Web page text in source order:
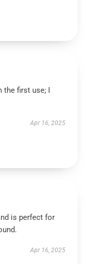
the first use; I
Apr 16, 2025
is perfect for
Apr 16, 2025